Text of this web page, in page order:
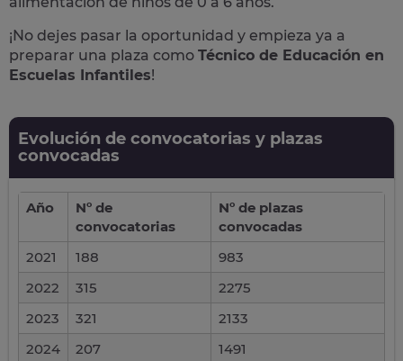
¡No dejes pasar la oportunidad y empieza ya a
preparar una plaza como Técnico de Educación en
Escuelas Infantiles!
Evolución de convocatorias y plazas
convocadas
Año
Nº de
convocatorias
Nº de plazas
convocadas
2021
188
983
2022
315
2275
2023
321
2133
2024
207
1491